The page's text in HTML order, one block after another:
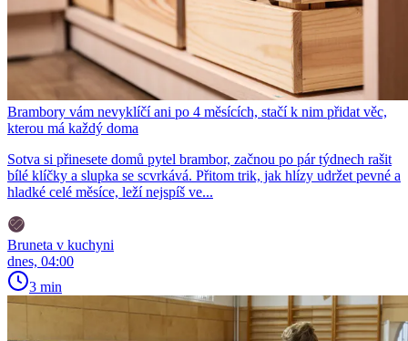
Brambory vám nevyklíčí ani po 4 měsících, stačí k nim přidat věc,
kterou má každý doma
Sotva si přinesete domů pytel brambor, začnou po pár týdnech rašit
bílé klíčky a slupka se scvrkává. Přitom trik, jak hlízy udržet pevné a
hladké celé měsíce, leží nejspíš ve...
Bruneta v kuchyni
dnes, 04:00
3 min